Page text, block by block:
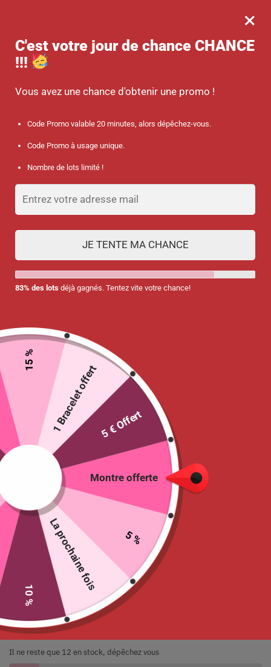
0
-10 % sur votre commande dès 45 € d’achat avec le code promo :
SANTÉ
Coupeur / Broyeur de comprimés 2 en
1
Sélectionne
Blanc Rose
Ajouter au panier
Ne tardez pas
00
Jour
: 00
Heures
: 09
Minutes
: 52
Il ne reste que 12 en stock, dépêchez vous
×
C'est votre jour de chance CHANCE
!!!
Vous avez une chance d'obtenir une promo !
Code Promo valable 20 minutes, alors dépêchez-vous.
Code Promo à usage unique.
Nombre de lots limité !
JE TENTE MA CHANCE
83% des lots déjà gagnés. Tentez vite votre chance!
Montre offerte
5 %
La prochaine fois
10 %
15 %
1 Bracelet offert5 € Offert